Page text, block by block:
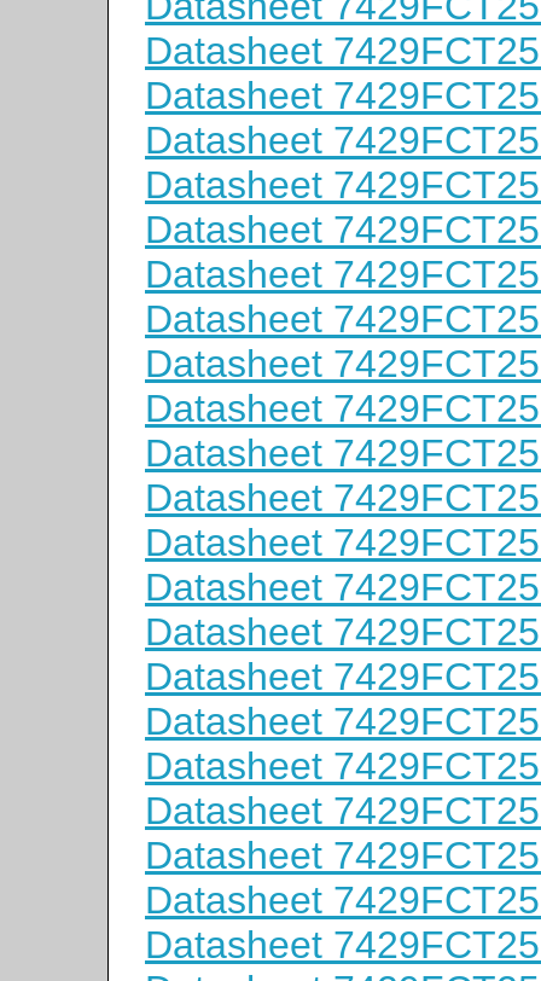
Datasheet
Datasheet
Datasheet
Datasheet
Datasheet
Datasheet
Datasheet
Datasheet
Datasheet
Datasheet
Datasheet
Datasheet
Datasheet
Datasheet
Datasheet
Datasheet
Datasheet
Datasheet
Datasheet
Datasheet
Datasheet